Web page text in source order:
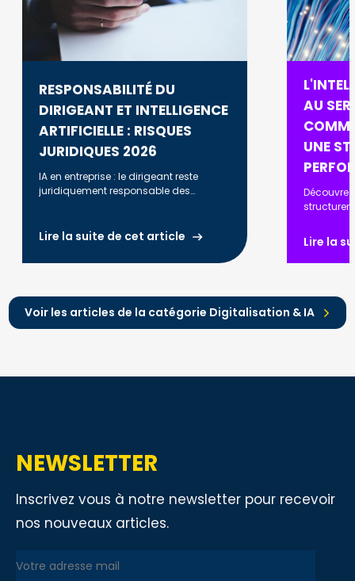
RESPONSABILITÉ DU
DIRIGEANT ET INTELLIGENCE
ARTIFICIELLE : RISQUES
JURIDIQUES 2026
IA en entreprise : le dirigeant reste
juridiquement responsable des
savoir en 2026.
Lire la suite de cet article
AU
UNE
structurer
optimiser
renforcer
Lire la
Voir les articles de la catégorie Digitalisation & IA
NEWSLETTER
Inscrivez vous à notre newsletter pour recevoir
nos nouveaux articles.